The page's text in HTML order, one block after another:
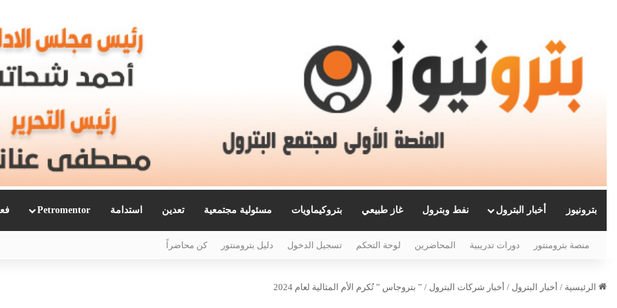
بترونيوز أخبار البترول نفط وبترول غاز طبيعي بتروكيماويات مسئولية مجتمعية تعدين استدامة Petromentor
منصة بترومنتور دورات تدريبية المحاضرين لوحة التحكم تسجيل الدخول دليل بترومنتور كن محاضراً
الرئيسية / أخبار البترول / أخبار شركات البترول / ” بتروجاس ” تُكرم الأم المثالية لعام 2024